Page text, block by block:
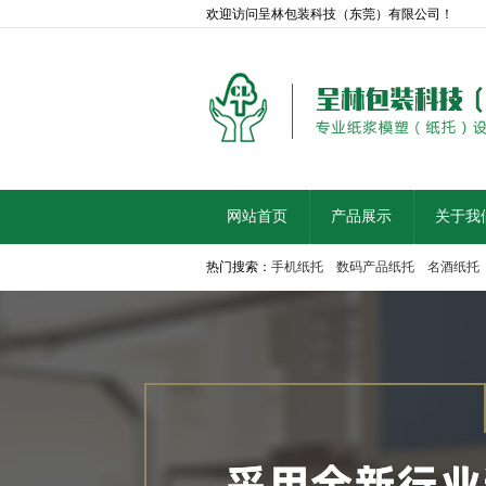
欢迎访问呈林包装科技（东莞）有限公司！
网站首页 产品展示 关于我
热门搜索： 手机纸托 数码产品纸托 名酒纸托